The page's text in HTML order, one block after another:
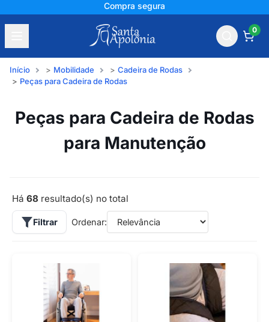
+150 mil avaliações
0
Início Mobilidade
Cadeira de Rodas
Peças para Cadeira de Rodas
Peças para Cadeira de Rodas
para Manutenção
Há 68 resultado(s) no total
Filtrar Ordenar: